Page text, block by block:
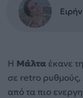
Η Μάλτα έκανε
σε retro ρυθμούς,
από τα πιο